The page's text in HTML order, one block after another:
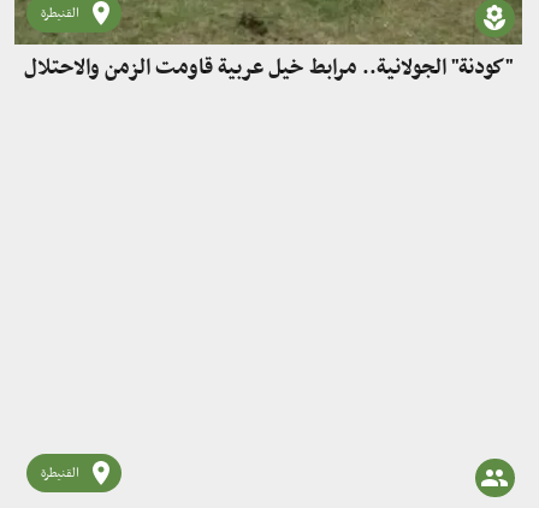
القنيطرة
"كودنة" الجولانية.. مرابط خيل عربية قاومت الزمن والاحتلال
القنيطرة